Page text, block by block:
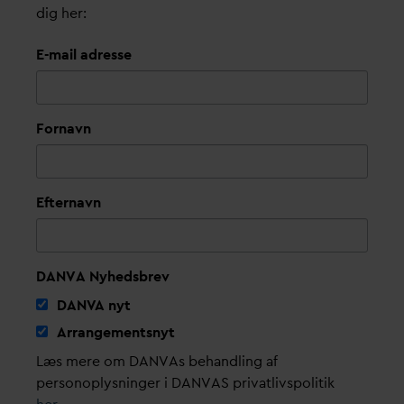
dig her:
E-mail adresse
Fornavn
Efternavn
DANVA Nyhedsbrev
DANVA nyt
Arrangementsnyt
Læs mere om DANVAs behandling af
personoplysninger i DANVAS privatlivspolitik